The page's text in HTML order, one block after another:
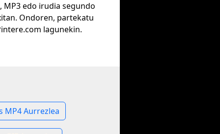
MP3 edo irudia segundo
Ondoren, partekatu
lagunekin.
MP4 Aurrezlea